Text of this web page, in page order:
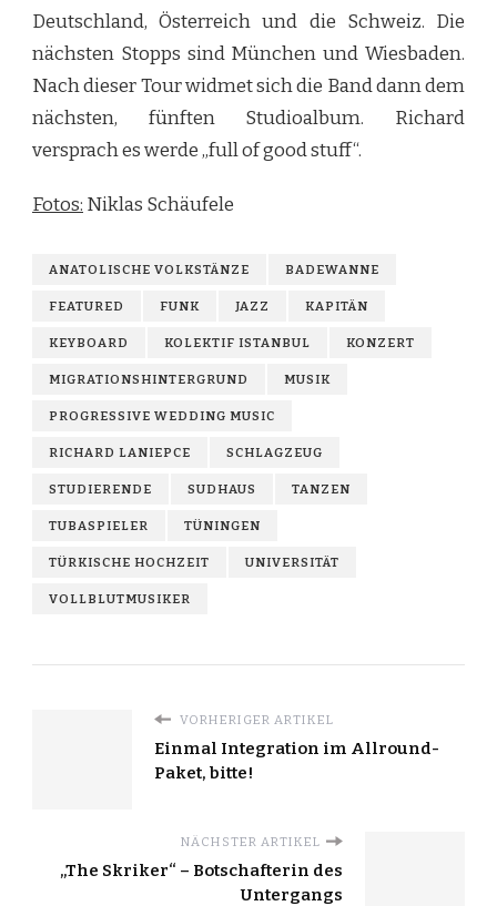
Deutschland, Österreich und die Schweiz. Die
nächsten Stopps sind München und Wiesbaden.
Nach dieser Tour widmet sich die Band dann dem
nächsten, fünften Studioalbum. Richard
versprach es werde „full of good stuff“.
Fotos: Niklas Schäufele
ANATOLISCHE VOLKSTÄNZE BADEWANNE
FEATURED FUNK JAZZ KAPITÄN
KEYBOARD KOLEKTIF ISTANBUL KONZERT
MIGRATIONSHINTERGRUND MUSIK
PROGRESSIVE WEDDING MUSIC
RICHARD LANIEPCE SCHLAGZEUG
STUDIERENDE SUDHAUS TANZEN
TUBASPIELER TÜNINGEN
TÜRKISCHE HOCHZEIT UNIVERSITÄT
VOLLBLUTMUSIKER
VORHERIGER ARTIKEL
Einmal Integration im Allround-
Paket, bitte!
NÄCHSTER ARTIKEL
„The Skriker“ – Botschafterin des
Untergangs